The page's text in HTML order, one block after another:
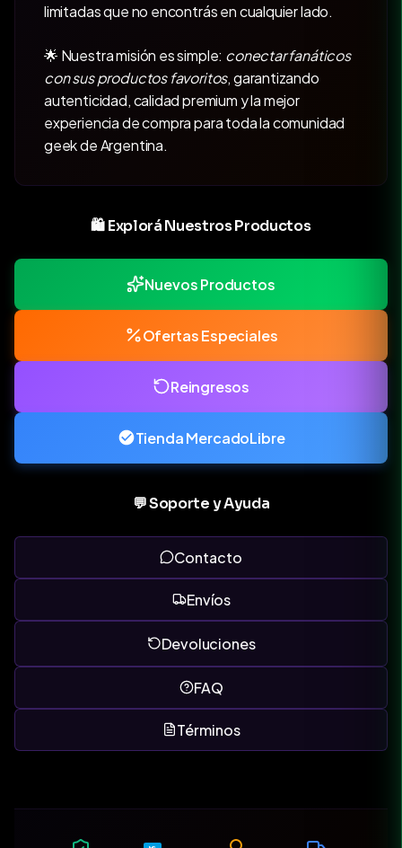
limitadas que no encontrás en cualquier lado.
🌟 Nuestra misión es simple: conectar fanáticos
con sus productos favoritos, garantizando
autenticidad, calidad premium y la mejor
experiencia de compra para toda la comunidad
geek de Argentina.
🛍️ Explorá Nuestros Productos
Nuevos Productos
Ofertas Especiales
Reingresos
Tienda MercadoLibre
💬 Soporte y Ayuda
Contacto
Envíos
Devoluciones
FAQ
Términos